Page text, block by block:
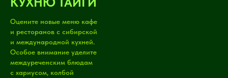
Оцените новые меню кафе
и ресторанов с сибирской
и международной кухней.
Особое внимание уделите
междуреченским блюдам
с хариусом, колбой